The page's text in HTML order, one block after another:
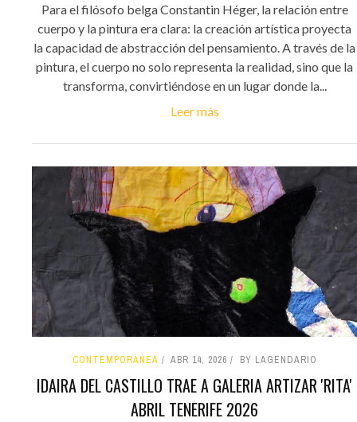
Para el filósofo belga Constantin Héger, la relación entre
cuerpo y la pintura era clara: la creación artística proyecta
la capacidad de abstracción del pensamiento. A través de la
pintura, el cuerpo no solo representa la realidad, sino que la
transforma, convirtiéndose en un lugar donde la...
Leer más
CONTEMPORÁNEA ABR 14, 2026 BY LAGENDARIO
IDAIRA DEL CASTILLO TRAE A GALERIA ARTIZAR 'RITA'
ABRIL TENERIFE 2026